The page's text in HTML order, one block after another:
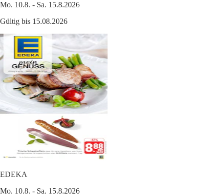
Mo. 10.8. - Sa. 15.8.2026
Gültig bis 15.08.2026
EDEKA
Mo. 10.8. - Sa. 15.8.2026